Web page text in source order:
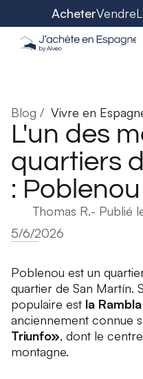
AcheterVendre
Blog / Vivre en
L'un des
quartiers
: Poblenou
Thomas R.- Publié
5/6/2026
Poblenou est un
quartier de San Martín.
populaire est la
anciennement connue
Triunfo», dont le
montagne.